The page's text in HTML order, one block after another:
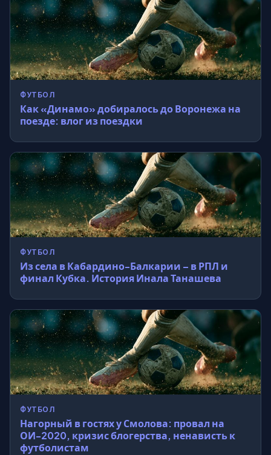
ФУТБОЛ
Как «Динамо» добиралось до Воронежа на
поезде: влог из поездки
ФУТБОЛ
Из села в Кабардино-Балкарии – в РПЛ и
финал Кубка. История Инала Танашева
ФУТБОЛ
Нагорный в гостях у Смолова: провал на
ОИ-2020, кризис блогерства, ненависть к
футболистам